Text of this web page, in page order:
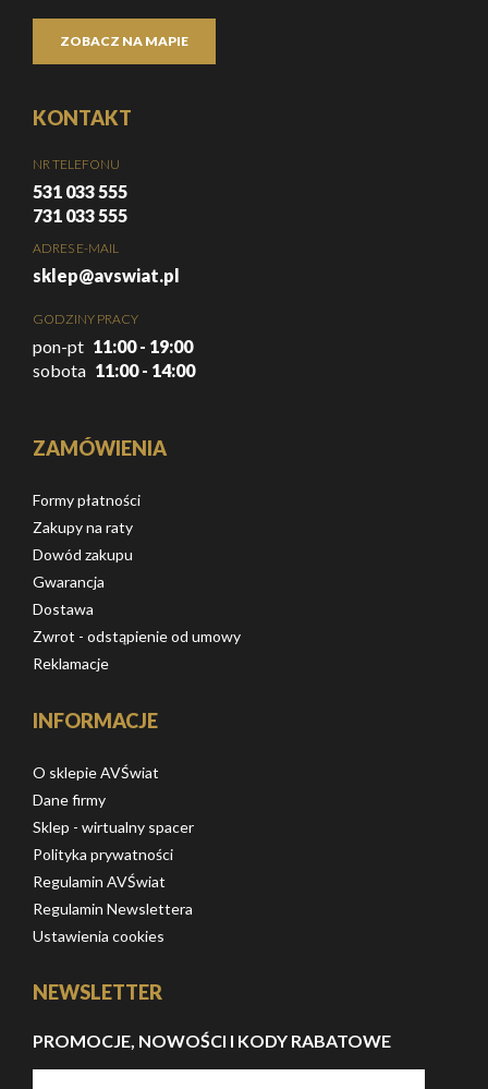
ZOBACZ NA MAPIE
KONTAKT
NR TELEFONU
531 033 555
731 033 555
ADRES E-MAIL
sklep@avswiat.pl
GODZINY PRACY
pon-pt 11:00 - 19:00
sobota 11:00 - 14:00
ZAMÓWIENIA
Formy płatności
Zakupy na raty
Dowód zakupu
Gwarancja
Dostawa
Zwrot - odstąpienie od umowy
Reklamacje
INFORMACJE
O sklepie AVŚwiat
Dane firmy
Sklep - wirtualny spacer
Polityka prywatności
Regulamin AVŚwiat
Regulamin Newslettera
Ustawienia cookies
NEWSLETTER
PROMOCJE, NOWOŚCI I KODY RABATOWE